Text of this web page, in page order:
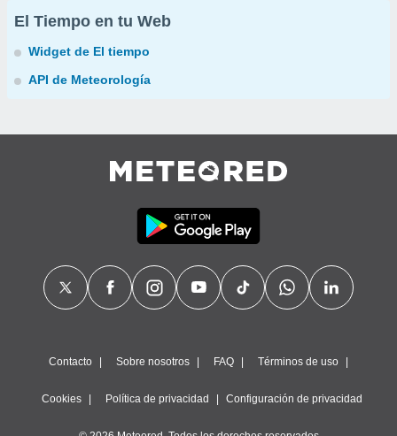
El Tiempo en tu Web
Widget de El tiempo
API de Meteorología
Contacto Sobre nosotros FAQ Términos de uso
Cookies Política de privacidad Configuración de privacidad